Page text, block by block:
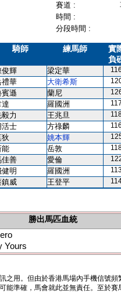
賽道 :
時間 :
分段時間 :
騎師 練馬師
實
負
俊輝 梁定華 116
禮華 大衛希斯
賓遜 蘭尼
達 羅國洲 117
毅力 王兆旦
活士 方祿麟 116
狄 姚本輝
能 岳敦
佳善 愛倫
健明 羅國洲
鎮威 王登平
勝出馬匹血統
Yours
之用。但由於香港馬場內手機信號
準確，馬會就此並無責任。至於賽